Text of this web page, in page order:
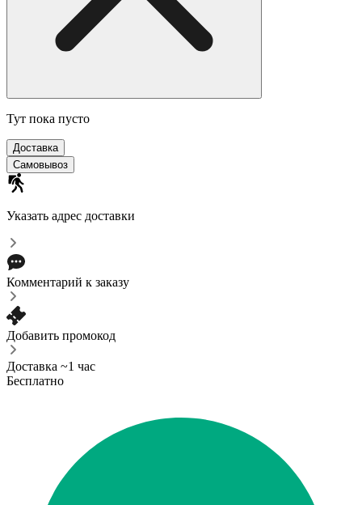
Тут пока пусто
Доставка
Самовывоз
Указать адрес доставки
Комментарий к заказу
Добавить промокод
Доставка ~1 час
Бесплатно